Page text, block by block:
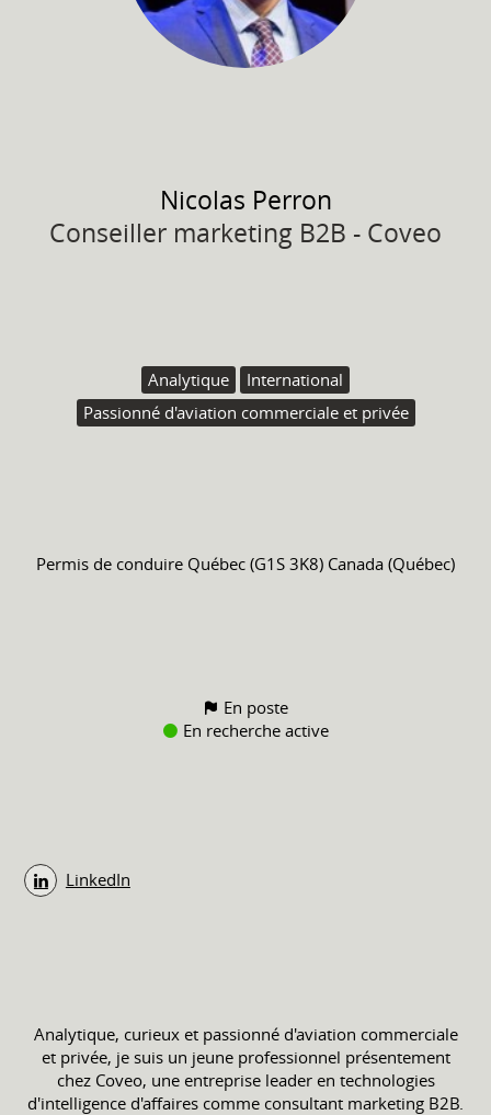
Nicolas Perron
Conseiller marketing B2B - Coveo
Analytique
International
Passionné d'aviation commerciale et privée
Permis de conduire Québec (G1S 3K8) Canada (Québec)
En poste
En recherche active
LinkedIn
Analytique, curieux et passionné d'aviation commerciale
et privée, je suis un jeune professionnel présentement
chez Coveo, une entreprise leader en technologies
d'intelligence d'affaires comme consultant marketing B2B.